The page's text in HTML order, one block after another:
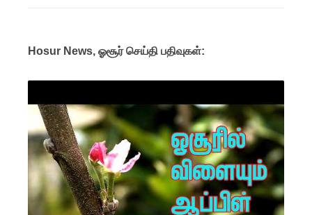
Hosur News, ஓசூர் செய்தி பதிவுகள்: